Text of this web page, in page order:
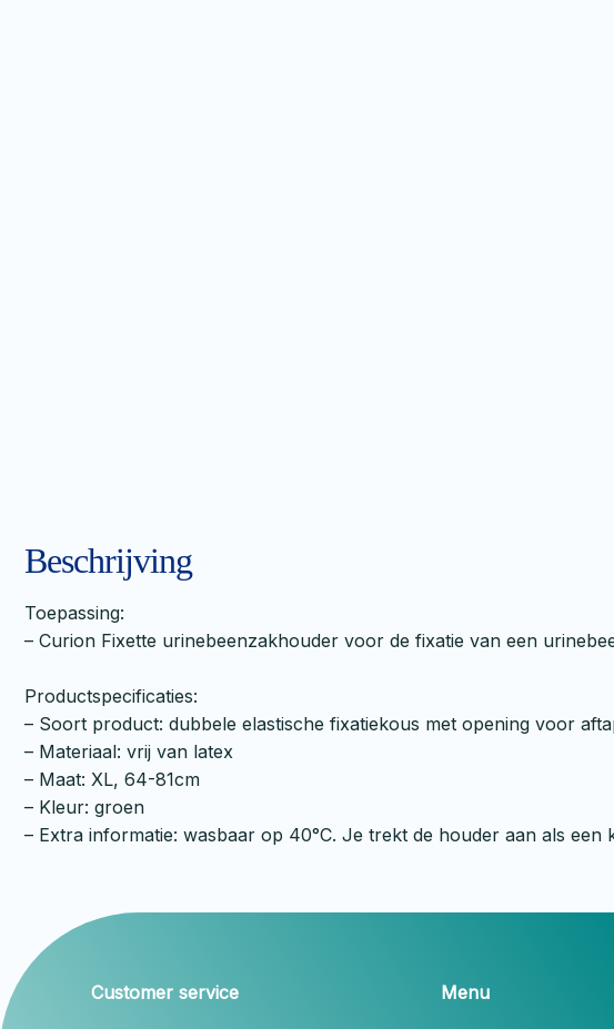
Beschrijving
Toepassing:
– Curion Fixette urinebeenzakhouder voor de fixatie van een
Productspecificaties:
– Soort product: dubbele elastische fixatiekous met opening voor
– Materiaal: vrij van latex
– Maat: XL, 64-81cm
– Kleur: groen
– Extra informatie: wasbaar op 40°C. Je trekt de houder aan als een
Customer service Menu